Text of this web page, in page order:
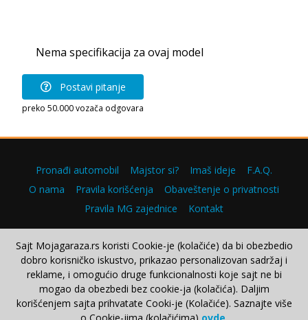
Nema specifikacija za ovaj model
Postavi pitanje
preko 50.000 vozača odgovara
Pronađi automobil Majstor si? Imaš ideje
F.A.Q.
O nama
Pravila korišćenja
Obaveštenje o privatnosti
Pravila MG zajednice
Kontakt
Copyright © 2000–2026.
Sajt Mojagaraza.rs koristi Cookie-je (kolačiće) da bi obezbedio
dobro korisničko iskustvo, prikazao personalizovan sadržaj i
reklame, i omogućio druge funkcionalnosti koje sajt ne bi
mogao da obezbedi bez cookie-ja (kolačića). Daljim
korišćenjem sajta prihvatate Cooki-je (Kolačiće). Saznajte više